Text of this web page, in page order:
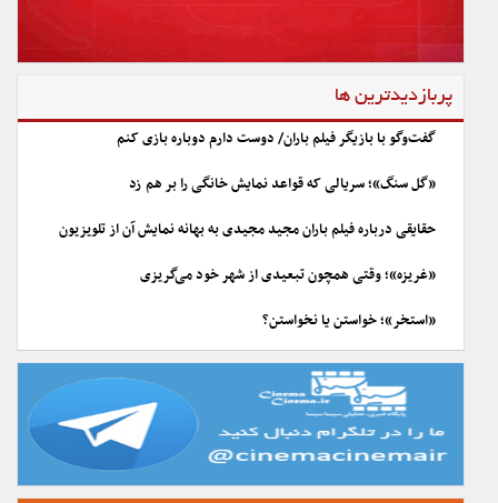
پربازدیدترین ها
گفت‌وگو با بازیگر فیلم باران/ دوست دارم دوباره بازی کنم
«گل سنگ»؛ سریالی که قواعد نمایش خانگی را بر هم زد
حقایقی درباره فیلم باران مجید مجیدی به بهانه نمایش آن از تلویزیون
«غریزه»؛ وقتی همچون تبعیدی از شهر خود می‌گریزی
«استخر»؛ خواستن یا نخواستن؟